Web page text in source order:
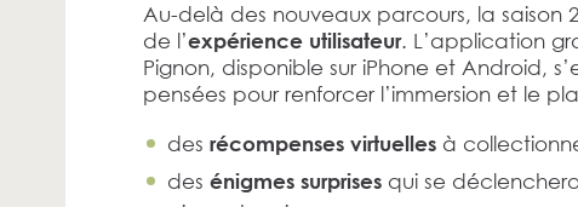
Au-delà des nouveaux parcours, la saison
de l’expérience utilisateur. L’application
Pignon, disponible sur iPhone et Android,
pensées pour renforcer l’immersion et le
des récompenses virtuellesà
des énigmes surprisesqui se